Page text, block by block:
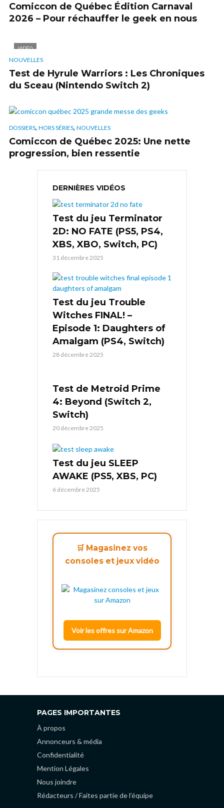
Comiccon de Québec Édition Carnaval
2026 – Pour réchauffer le geek en nous
VIDÉO
NOUVELLES
Test de Hyrule Warriors : Les Chroniques
du Sceau (Nintendo Switch 2)
DOSSIERS, HORS SÉRIES, NOUVELLES
Comiccon de Québec 2025: Une nette
progression, bien ressentie
DERNIÈRES VIDÉOS
Test du jeu Terminator
2D: NO FATE (PS5, PS4,
XBS, XBO, Switch, PC)
31 décembre 2025
Test du jeu Trouble
Witches FINAL! –
Episode 1: Daughters of
Amalgam (PS4, Switch)
28 décembre 2025
Test de Metroid Prime
4: Beyond (Switch 2,
Switch)
20 décembre 2025
Test du jeu SLEEP
AWAKE (PS5, XBS, PC)
6 décembre 2025
🛒 Magasinez vos
consoles et jeux vidéo
Voir les offres sur Amazon
PAGES IMPORTANTES
À propos
Annonceurs & média
Confidentialité
Mention Légales
Nous joindre
Rédacteurs / Faites partie de l’équipe